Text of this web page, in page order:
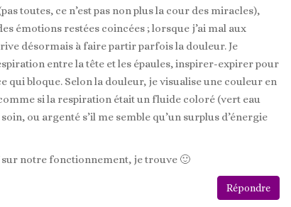
toutes, ce n’est pas non plus la cour des miracles),
émotions restées coincées ; lorsque j’ai mal aux
désormais à faire partir parfois la douleur. Je
entre la tête et les épaules, inspirer-expirer pour
qui bloque. Selon la douleur, je visualise une couleur en
si la respiration était un fluide coloré (vert eau
ou argenté s’il me semble qu’un surplus d’énergie
notre fonctionnement, je trouve 🙂
Répondre